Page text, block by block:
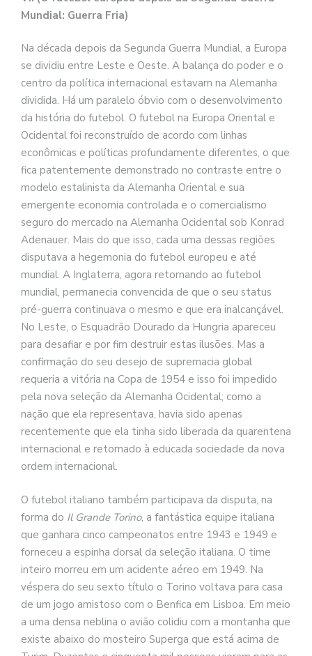
Mundial: Guerra Fria)
Na década depois da Segunda Guerra Mundial, a Europa
se dividiu entre Leste e Oeste. A balança do poder e o
centro da política internacional estavam na Alemanha
dividida. Há um paralelo óbvio com o desenvolvimento
da história do futebol. O futebol na Europa Oriental e
Ocidental foi reconstruído de acordo com linhas
econômicas e políticas profundamente diferentes, o que
fica patentemente demonstrado no contraste entre o
modelo estalinista da Alemanha Oriental e sua
emergente economia controlada e o comercialismo
seguro do mercado na Alemanha Ocidental sob Konrad
Adenauer. Mais do que isso, cada uma dessas regiões
disputava a hegemonia do futebol europeu e até
mundial. A Inglaterra, agora retornando ao futebol
mundial, permanecia convencida de que o seu status
pré-guerra continuava o mesmo e que era inalcançável.
No Leste, o Esquadrão Dourado da Hungria apareceu
para desafiar e por fim destruir estas ilusões. Mas a
confirmação do seu desejo de supremacia global
requeria a vitória na Copa de 1954 e isso foi impedido
pela nova seleção da Alemanha Ocidental; como a
nação que ela representava, havia sido apenas
recentemente que ela tinha sido liberada da quarentena
internacional e retornado à educada sociedade da nova
ordem internacional.
O futebol italiano também participava da disputa, na
forma do Il Grande Torino, a fantástica equipe italiana
que ganhara cinco campeonatos entre 1943 e 1949 e
forneceu a espinha dorsal da seleção italiana. O time
inteiro morreu em um acidente aéreo em 1949. Na
véspera do seu sexto título o Torino voltava para casa
de um jogo amistoso com o Benfica em Lisboa. Em meio
a uma densa neblina o avião colidiu com a montanha que
existe abaixo do mosteiro Superga que está acima de